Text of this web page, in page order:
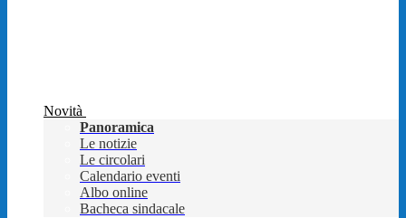
Novità
Panoramica
Le notizie
Le circolari
Calendario eventi
Albo online
Bacheca sindacale